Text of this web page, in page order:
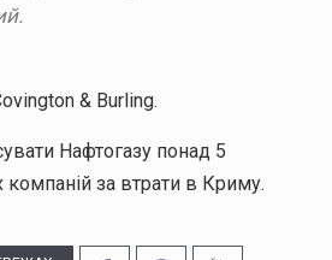
& Burling.
Нафтогазу понад 5
компаній за втрати в Криму.